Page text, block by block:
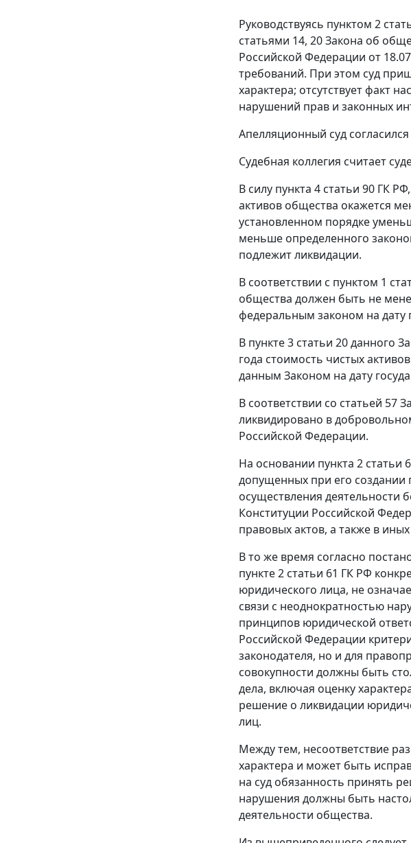
Руководствуясь пунктом 2
статьями 14, 20Закона об
Российской Федерации от
требований. При этом суд
характера; отсутствует факт
нарушений прав и законных
Апелляционный суд
Судебная коллегия считает
В силу пункта 4 статьи 90 ГК
активов общества окажется
установленном порядке
меньше определенного
подлежит ликвидации.
В соответствии с пунктом 1
общества должен быть не
федеральным законом на дату
В пункте 3 статьи 20данного
года стоимость чистых
данным Законом на дату
В соответствии со статьей 57
ликвидировано в
Российской Федерации.
На основании пункта 2 статьи
допущенных при его создании
осуществления
Конституции Российской
правовых актов, а также в
В то же время согласно
пункте 2 статьи 61 ГК РФ
юридического лица, не
связи с неоднократностью
принципов юридической
Российской Федерации
законодателя, но и для
совокупности должны быть
дела, включая оценку
решение о ликвидации
лиц.
Между тем, несоответствие
характера и может быть
на суд обязанность принять
нарушения должны быть
деятельности общества.